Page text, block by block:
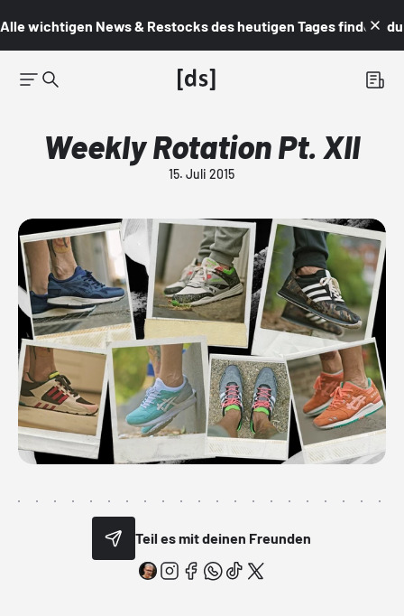
Alle wichtigen News & Restocks des heutigen Tages findest du
Weekly Rotation Pt. XII
15. Juli 2015
Teil es mit deinen Freunden